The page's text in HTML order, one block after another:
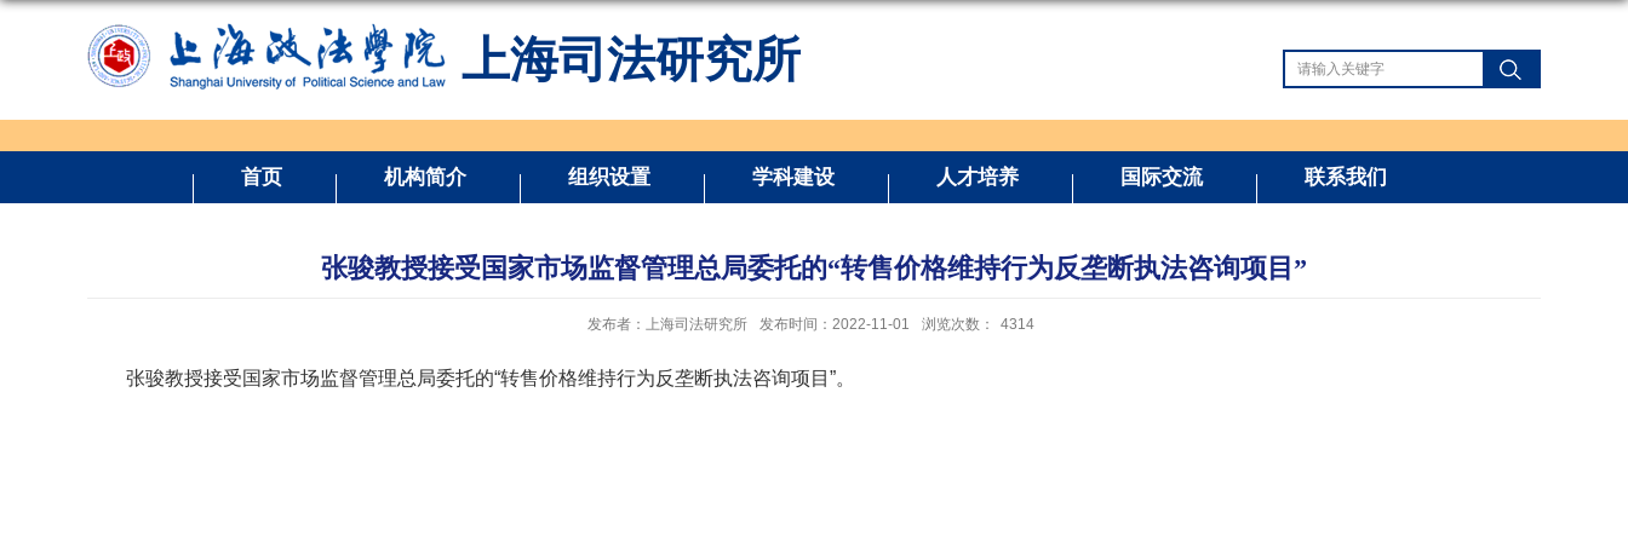
上海司法研究所
首页 机构简介 组织设置 学科建设 人才培养 国际交流 联系我们
张骏教授接受国家市场监督管理总局委托的“转售价格维持行为反垄断执法咨询项目”
发布者：上海司法研究所 发布时间：2022-11-01 浏览次数： 4314
张骏教授接受国家市场监督管理总局委托的“转售价格维持行为反垄断执法咨询项目”。